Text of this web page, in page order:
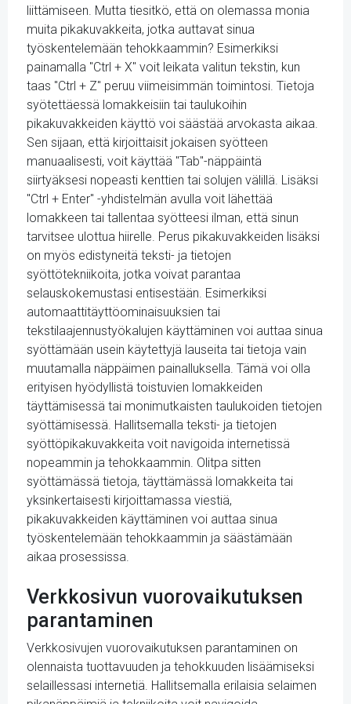
liittämiseen. Mutta tiesitkö, että on olemassa monia
muita pikakuvakkeita, jotka auttavat sinua
työskentelemään tehokkaammin? Esimerkiksi
painamalla "Ctrl + X" voit leikata valitun tekstin, kun
taas "Ctrl + Z" peruu viimeisimmän toimintosi. Tietoja
syötettäessä lomakkeisiin tai taulukoihin
pikakuvakkeiden käyttö voi säästää arvokasta aikaa.
Sen sijaan, että kirjoittaisit jokaisen syötteen
manuaalisesti, voit käyttää "Tab"-näppäintä
siirtyäksesi nopeasti kenttien tai solujen välillä. Lisäksi
"Ctrl + Enter" -yhdistelmän avulla voit lähettää
lomakkeen tai tallentaa syötteesi ilman, että sinun
tarvitsee ulottua hiirelle. Perus pikakuvakkeiden lisäksi
on myös edistyneitä teksti- ja tietojen
syöttötekniikoita, jotka voivat parantaa
selauskokemustasi entisestään. Esimerkiksi
automaattitäyttöominaisuuksien tai
tekstilaajennustyökalujen käyttäminen voi auttaa sinua
syöttämään usein käytettyjä lauseita tai tietoja vain
muutamalla näppäimen painalluksella. Tämä voi olla
erityisen hyödyllistä toistuvien lomakkeiden
täyttämisessä tai monimutkaisten taulukoiden tietojen
syöttämisessä. Hallitsemalla teksti- ja tietojen
syöttöpikakuvakkeita voit navigoida internetissä
nopeammin ja tehokkaammin. Olitpa sitten
syöttämässä tietoja, täyttämässä lomakkeita tai
yksinkertaisesti kirjoittamassa viestiä,
pikakuvakkeiden käyttäminen voi auttaa sinua
työskentelemään tehokkaammin ja säästämään
aikaa prosessissa.
Verkkosivun vuorovaikutuksen
parantaminen
Verkkosivujen vuorovaikutuksen parantaminen on
olennaista tuottavuuden ja tehokkuuden lisäämiseksi
selaillessasi internetiä. Hallitsemalla erilaisia selaimen